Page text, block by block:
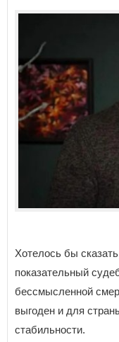
Хотелось бы
показательный
бессмысленной
выгоден и для
стабильности.